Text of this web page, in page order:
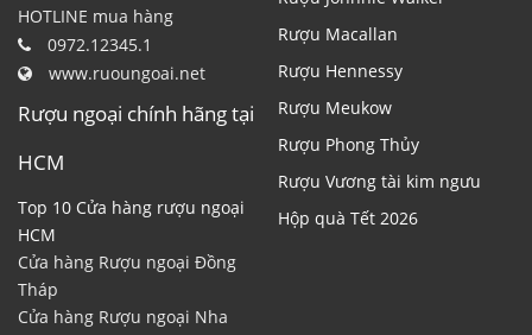
HOTLINE mua hàng
0972.12345.1
www.ruoungoai.net
Rượu ngoại chính hãng tại
HCM
Top 10 Cửa hàng rượu ngoại
HCM
Cửa hàng Rượu ngoại Đồng
Tháp
Cửa hàng Rượu ngoại Nha
Rượu Macallan
Rượu Hennessy
Rượu Meukow
Rượu Phong Thủy
Rượu Vương tài kim ngưu
Hộp quà Tết 2026